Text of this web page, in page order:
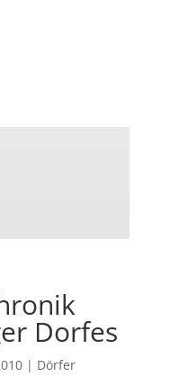
Dorfes
| Dörfer